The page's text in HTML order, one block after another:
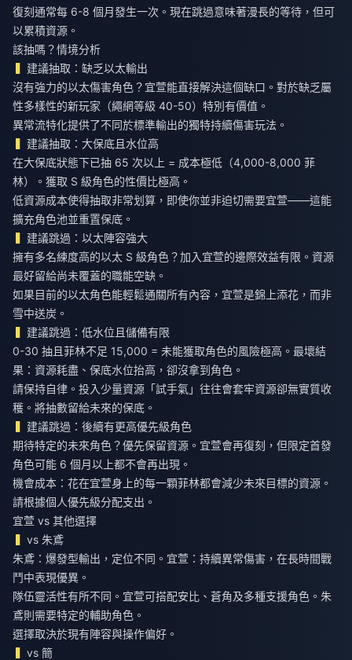
復刻通常每 6-8 個月發生一次。現在跳過意味著漫長的等待，但可
以累積資源。
該抽嗎？情境分析
建議抽取：缺乏以太輸出
沒有強力的以太傷害角色？宜萱能直接解決這個缺口。對於缺乏屬
性多樣性的新玩家（繩網等級 40-50）特別有價值。
異常流特化提供了不同於標準輸出的獨特持續傷害玩法。
建議抽取：大保底且水位高
在大保底狀態下已抽 65 次以上 = 成本極低（4,000-8,000 菲
林）。獲取 S 級角色的性價比極高。
低資源成本使得抽取非常划算，即使你並非迫切需要宜萱——這能
擴充角色池並重置保底。
建議跳過：以太陣容強大
擁有多名練度高的以太 S 級角色？加入宜萱的邊際效益有限。資源
最好留給尚未覆蓋的職能空缺。
如果目前的以太角色能輕鬆通關所有內容，宜萱是錦上添花，而非
雪中送炭。
建議跳過：低水位且儲備有限
0-30 抽且菲林不足 15,000 = 未能獲取角色的風險極高。最壞結
果：資源耗盡、保底水位抬高，卻沒拿到角色。
請保持自律。投入少量資源「試手氣」往往會套牢資源卻無實質收
穫。將抽數留給未來的保底。
建議跳過：後續有更高優先級角色
期待特定的未來角色？優先保留資源。宜萱會再復刻，但限定首發
角色可能 6 個月以上都不會再出現。
機會成本：花在宜萱身上的每一顆菲林都會減少未來目標的資源。
請根據個人優先級分配支出。
宜萱 vs 其他選擇
vs 朱鳶
朱鳶：爆發型輸出，定位不同。宜萱：持續異常傷害，在長時間戰
鬥中表現優異。
隊伍靈活性有所不同。宜萱可搭配安比、蒼角及多種支援角色。朱
鳶則需要特定的輔助角色。
選擇取決於現有陣容與操作偏好。
vs 簡